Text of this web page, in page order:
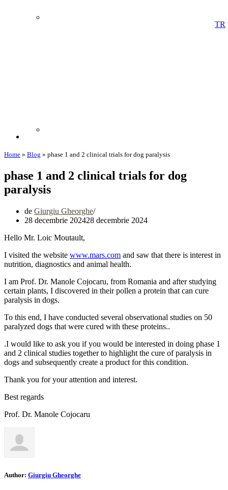
TR
Home » Blog » phase 1 and 2 clinical trials for dog paralysis
phase 1 and 2 clinical trials for dog
paralysis
de Giurgiu Gheorghe
28 decembrie 202428 decembrie 2024
Hello Mr. Loic Moutault,
I visited the website www.mars.com and saw that there is interest in
nutrition, diagnostics and animal health.
I am Prof. Dr. Manole Cojocaru, from Romania and after studying
certain plants, I discovered in their pollen a protein that can cure
paralysis in dogs.
To this end, I have conducted several observational studies on 50
paralyzed dogs that were cured with these proteins..
.I would like to ask you if you would be interested in doing phase 1
and 2 clinical studies together to highlight the cure of paralysis in
dogs and subsequently create a product for this condition.
Thank you for your attention and interest.
Best regards
Prof. Dr. Manole Cojocaru
Author: Giurgiu Gheorghe